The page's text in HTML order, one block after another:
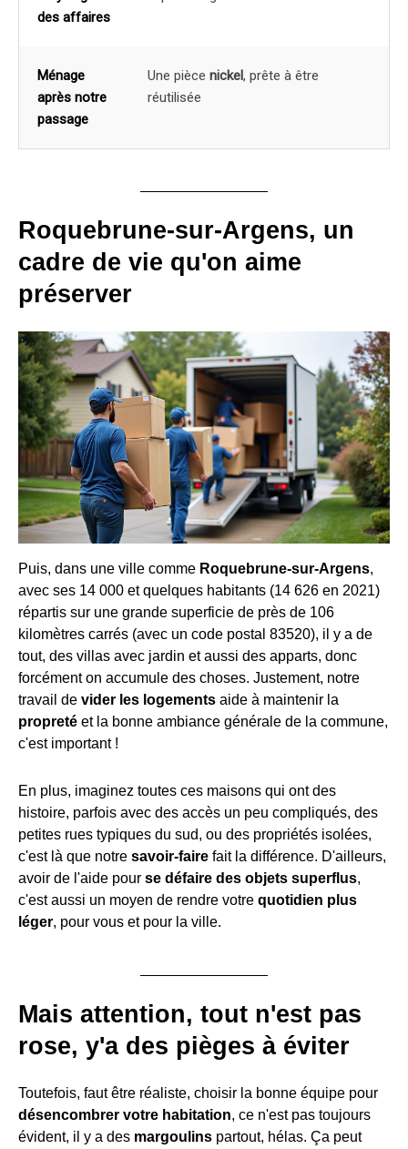
des affaires
Ménage
après notre
passage
Une pièce nickel, prête à être
réutilisée
Roquebrune-sur-Argens, un
cadre de vie qu'on aime
préserver
Puis, dans une ville comme Roquebrune-sur-Argens,
avec ses 14 000 et quelques habitants (14 626 en 2021)
répartis sur une grande superficie de près de 106
kilomètres carrés (avec un code postal 83520), il y a de
tout, des villas avec jardin et aussi des apparts, donc
forcément on accumule des choses. Justement, notre
travail de vider les logements aide à maintenir la
propreté et la bonne ambiance générale de la commune,
c'est important !
En plus, imaginez toutes ces maisons qui ont des
histoire, parfois avec des accès un peu compliqués, des
petites rues typiques du sud, ou des propriétés isolées,
c'est là que notre savoir-faire fait la différence. D'ailleurs,
avoir de l'aide pour se défaire des objets superflus,
c'est aussi un moyen de rendre votre quotidien plus
léger, pour vous et pour la ville.
Mais attention, tout n'est pas
rose, y'a des pièges à éviter
Toutefois, faut être réaliste, choisir la bonne équipe pour
désencombrer votre habitation, ce n'est pas toujours
évident, il y a des margoulins partout, hélas. Ça peut